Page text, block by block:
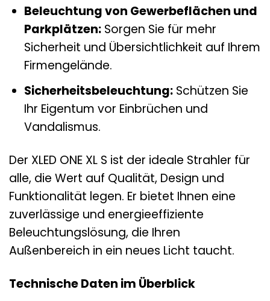
Beleuchtung von Gewerbeflächen und
Parkplätzen:Sorgen Sie für mehr
Sicherheit und Übersichtlichkeit auf Ihrem
Firmengelände.
Sicherheitsbeleuchtung:Schützen Sie
Ihr Eigentum vor Einbrüchen und
Vandalismus.
Der XLED ONE XL S ist der ideale Strahler für
alle, die Wert auf Qualität, Design und
Funktionalität legen. Er bietet Ihnen eine
zuverlässige und energieeffiziente
Beleuchtungslösung, die Ihren
Außenbereich in ein neues Licht taucht.
Technische Daten im Überblick